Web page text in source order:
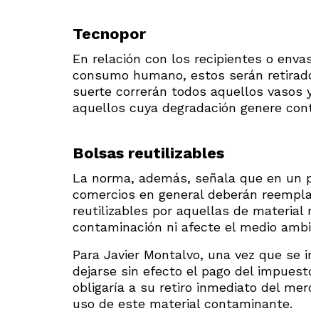
Tecnopor
En relación con los recipientes o
consumo humano, estos serán
suerte correrán todos aquellos
aquellos cuya degradación genere
Bolsas reutilizables
La norma, además, señala que en un
comercios en general deberán
reutilizables por aquellas de material
contaminación ni afecte el medio
Para Javier Montalvo, una vez que
dejarse sin efecto el pago del
obligaría a su retiro inmediato del
uso de este material contaminante.